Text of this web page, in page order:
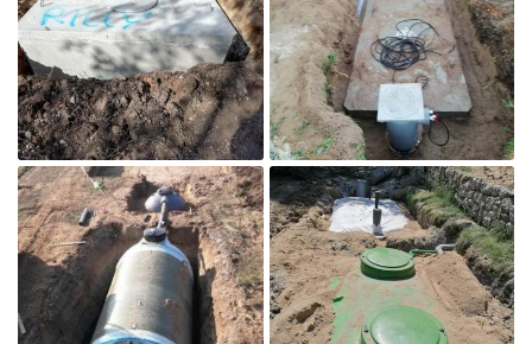

Agrandir la photo

Agrandir la photo